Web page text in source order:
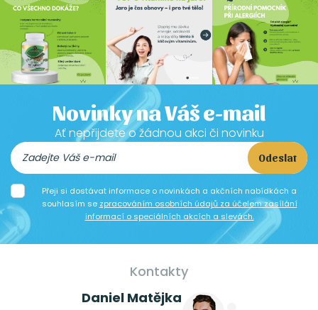
Novinky na Váš e-mail
Ať nepřijdete o žádnou akci či novinku
Odeslat
Přeji si dostávat informace o novinkách a akčních nabídkách a
souhlasím se zpracováním osobních údajů za účelem zasílání
informací o speciálních akcích a slevách.
Kontakty
Daniel Matějka